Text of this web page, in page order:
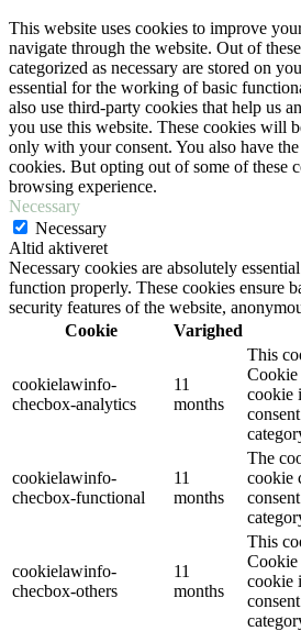
This website uses cookies to improve
navigate through the website. Out of
categorized as necessary are stored on
essential for the working of basic
also use third-party cookies that help us
you use this website. These cookies will
only with your consent. You also have
cookies. But opting out of some of these
browsing experience.
Necessary
Necessary
Altid aktiveret
Necessary cookies are absolutely
function properly. These cookies ensure
security features of the website,
Cookie
Varighed
cookielawinfo-
checbox-analytics
11
months
This
Cookie
cookie
cookielawinfo-
checbox-functional
11
months
The
cookie
cookielawinfo-
checbox-others
11
months
This
Cookie
cookie